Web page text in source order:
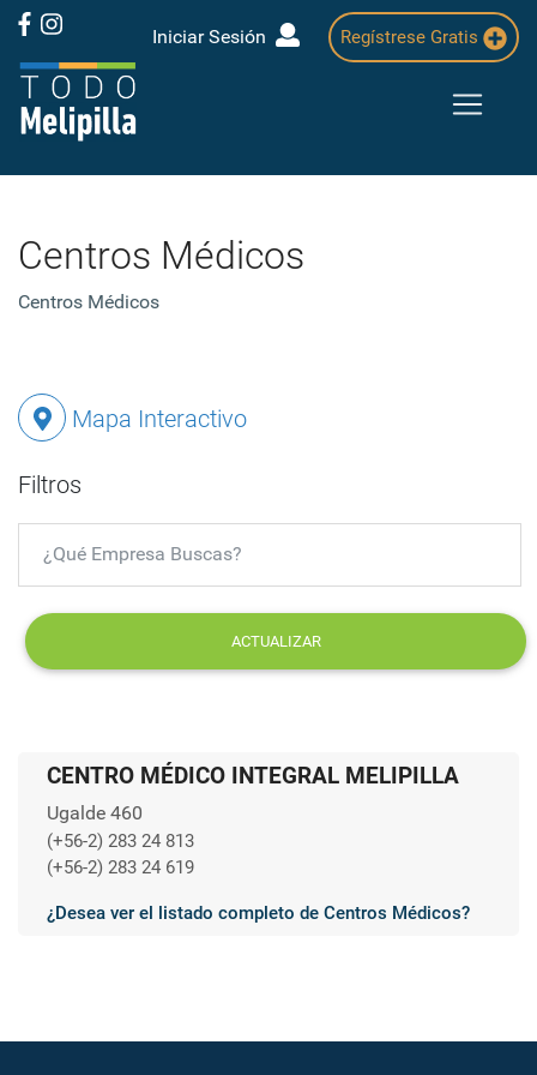
Iniciar Sesión Regístrese Gratis
Centros Médicos
Centros Médicos
Mapa Interactivo
Filtros
ACTUALIZAR
CENTRO MÉDICO INTEGRAL MELIPILLA
Ugalde 460
(+56-2) 283 24 813
(+56-2) 283 24 619
¿Desea ver el listado completo de Centros Médicos?